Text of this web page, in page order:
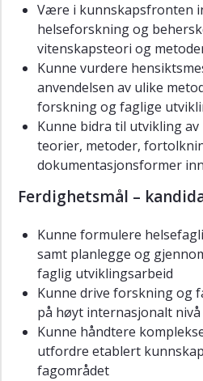
Være i kunnskapsfronten
helseforskning og
vitenskapsteori og
Kunne vurdere
anvendelsen av ulike
forskning og faglige
Kunne bidra til utvikling
teorier, metoder,
dokumentasjonsformer
Ferdighetsmål –
Kunne formulere
samt planlegge og
faglig utviklingsarbeid
Kunne drive forskning og
på høyt internasjonalt nivå
Kunne håndtere
utfordre etablert
fagområdet